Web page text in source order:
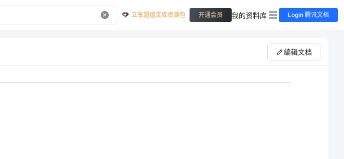
立享超值文库资源包 开通会员 我的资料库 Login 腾讯文档
编辑文档